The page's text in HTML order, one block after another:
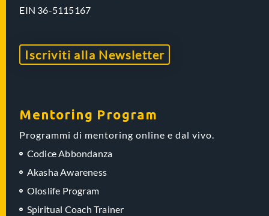
EIN 36-5115167
Iscriviti alla Newsletter
Mentoring Program
Programmi di mentoring online e dal vivo.
Codice Abbondanza
Akasha Awareness
Oloslife Program
Spiritual Coach Trainer